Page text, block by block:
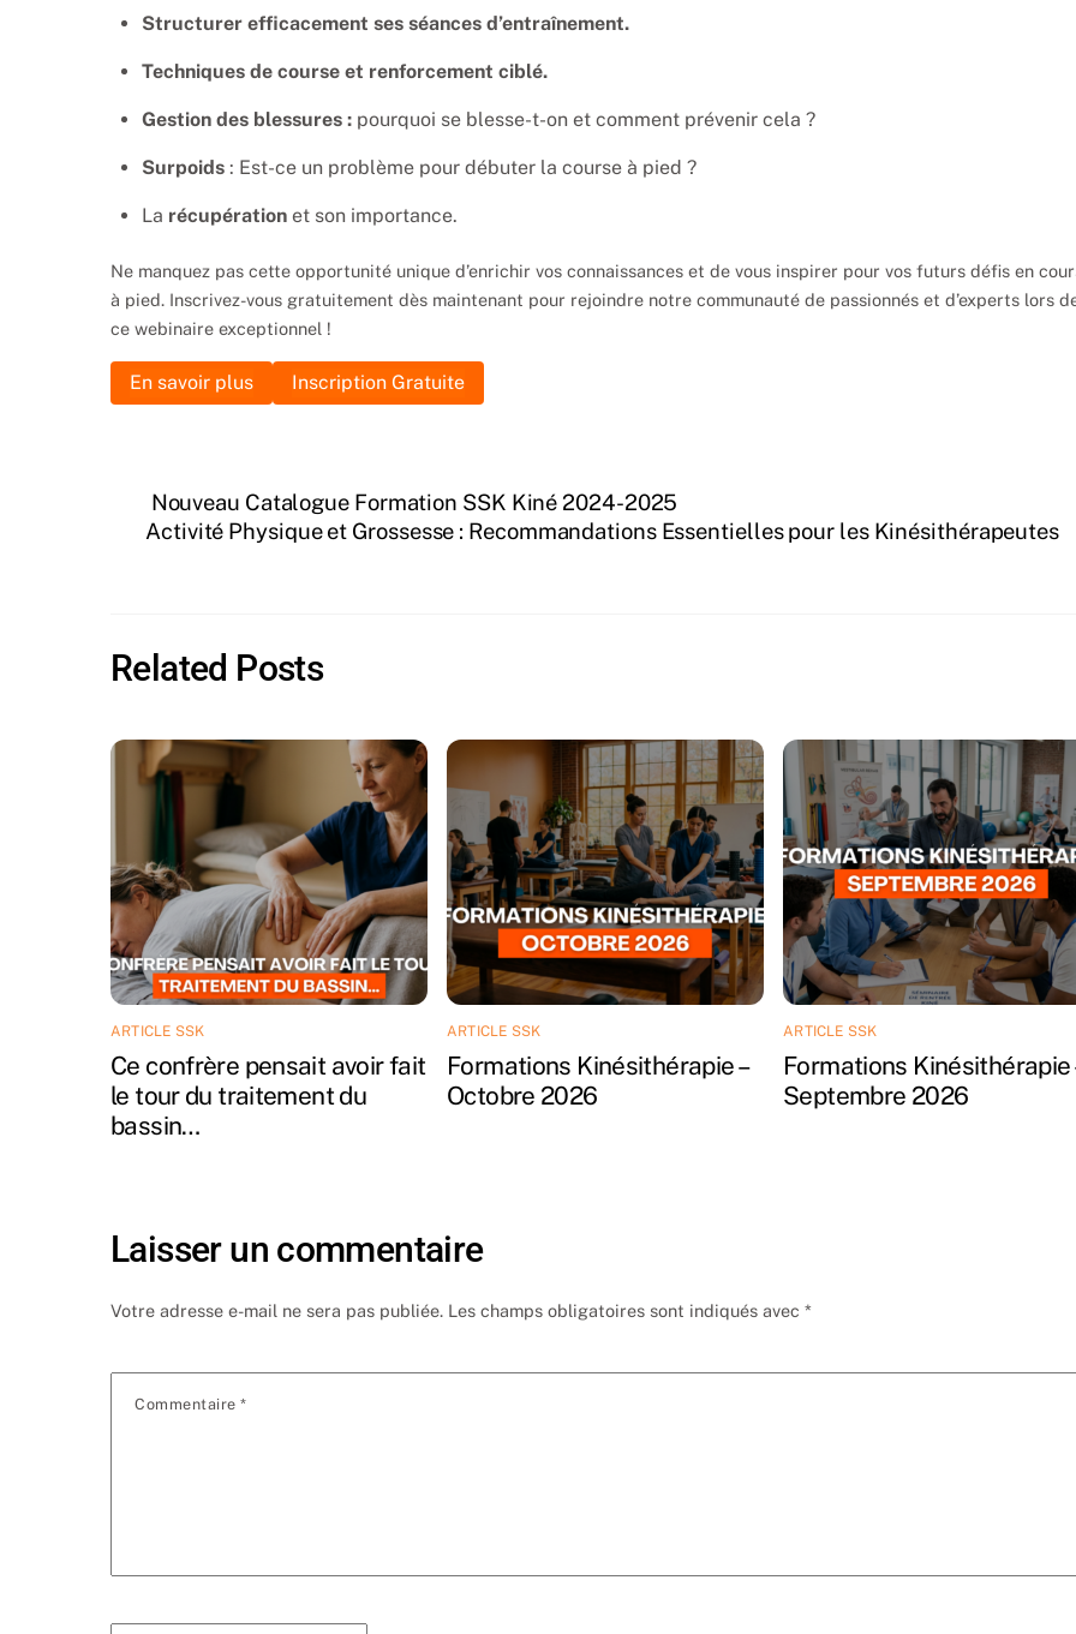
Structurer efficacement ses séances d’entraînement.
Techniques de course et renforcement ciblé.
Gestion des blessures : pourquoi se blesse-t-on et comment prévenir cela ?
Surpoids: Est-ce un problème pour débuter la course à pied ?
La récupérationet son importance.
Ne manquez pas cette opportunité unique d’enrichir vos connaissances et de vous inspirer pour vos futurs défis en
à pied. Inscrivez-vous gratuitement dès maintenant pour rejoindre notre communauté de passionnés et d’experts lors
ce webinaire exceptionnel !
En savoir plus Inscription Gratuite
Nouveau Catalogue Formation SSK Kiné 2024-2025
Activité Physique et Grossesse : Recommandations Essentielles pour les Kinésithérapeutes
Related Posts
ARTICLE SSK
Ce confrère pensait avoir fait
le tour du traitement du
bassin…
ARTICLE SSK
Formations Kinésithérapie –
Octobre 2026
ARTICLE SSK
Formations Kinésithérapie
Septembre 2026
Laisser un commentaire
Votre adresse e-mail ne sera pas publiée. Les champs obligatoires sont indiqués avec *
Commentaire*